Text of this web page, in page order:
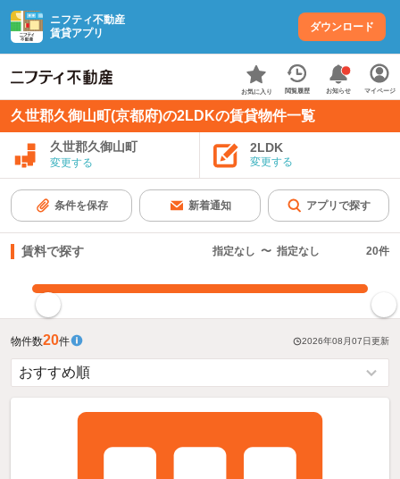
ニフティ不動産
賃貸アプリ
ダウンロード
お気に入り 閲覧履歴 お知らせ マイページ
久世郡久御山町(京都府)の2LDKの賃貸物件一覧
久世郡久御山町
変更する
2LDK
変更する
条件を保存 新着通知 アプリで探す
賃料で探す 指定なし 〜 指定なし 20件
物件数20件 2026年08月07日更新